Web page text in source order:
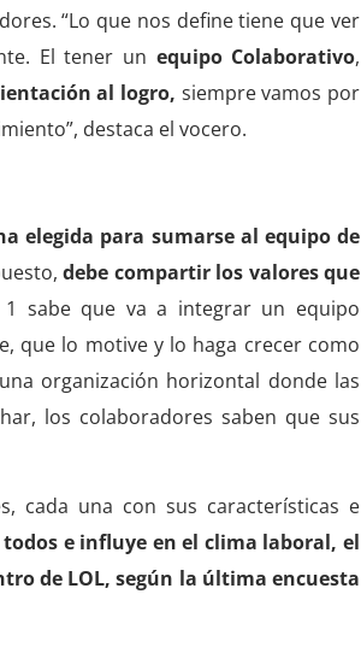
“Lo que nos define tiene que ver
El tener un equipo Colaborativo,
al logro, siempre vamos por
destaca el vocero.
elegida para sumarse al equipo de
debe compartir los valores que
sabe que va a integrar un equipo
que lo motive y lo haga crecer como
organización horizontal donde las
los colaboradores saben que sus
cada una con sus características e
e influye en el clima laboral, el
de LOL, según la última encuesta